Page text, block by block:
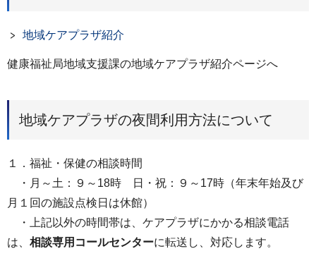
地域ケアプラザ紹介
健康福祉局地域支援課の地域ケアプラザ紹介ページへ
地域ケアプラザの夜間利用方法について
１．福祉・保健の相談時間
・月～土：９～18時 日・祝：９～17時（年末年始及び
月１回の施設点検日は休館）
・上記以外の時間帯は、ケアプラザにかかる相談電話
は、 相談専用コールセンターに転送し、対応します。